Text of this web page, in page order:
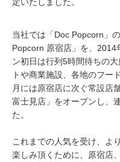
定いたしました。
当社では「Doc Popcorn」
Popcorn 原宿店」を、
ン初日は行列5時間待ちの
トや商業施設、各地のフー
月には原宿店に次ぐ常設店
富士見店」をオープンし、
た。
これまでの人気を受け、よ
楽しみ頂くために、原宿店